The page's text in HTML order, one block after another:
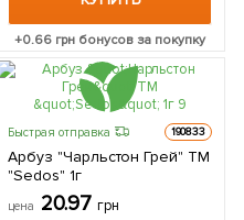
+0.66грн бонусов за покупку
Быстрая отправка 190833
Арбуз "Чарльстон Грей" ТМ
"Sedos" 1г
цена 20.97 грн